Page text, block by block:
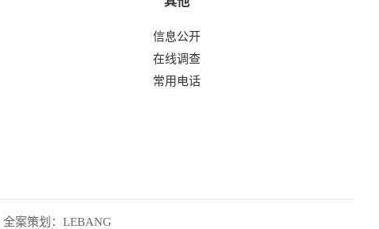
信息公开
在线调查
常用电话
全案策划： LEBANG